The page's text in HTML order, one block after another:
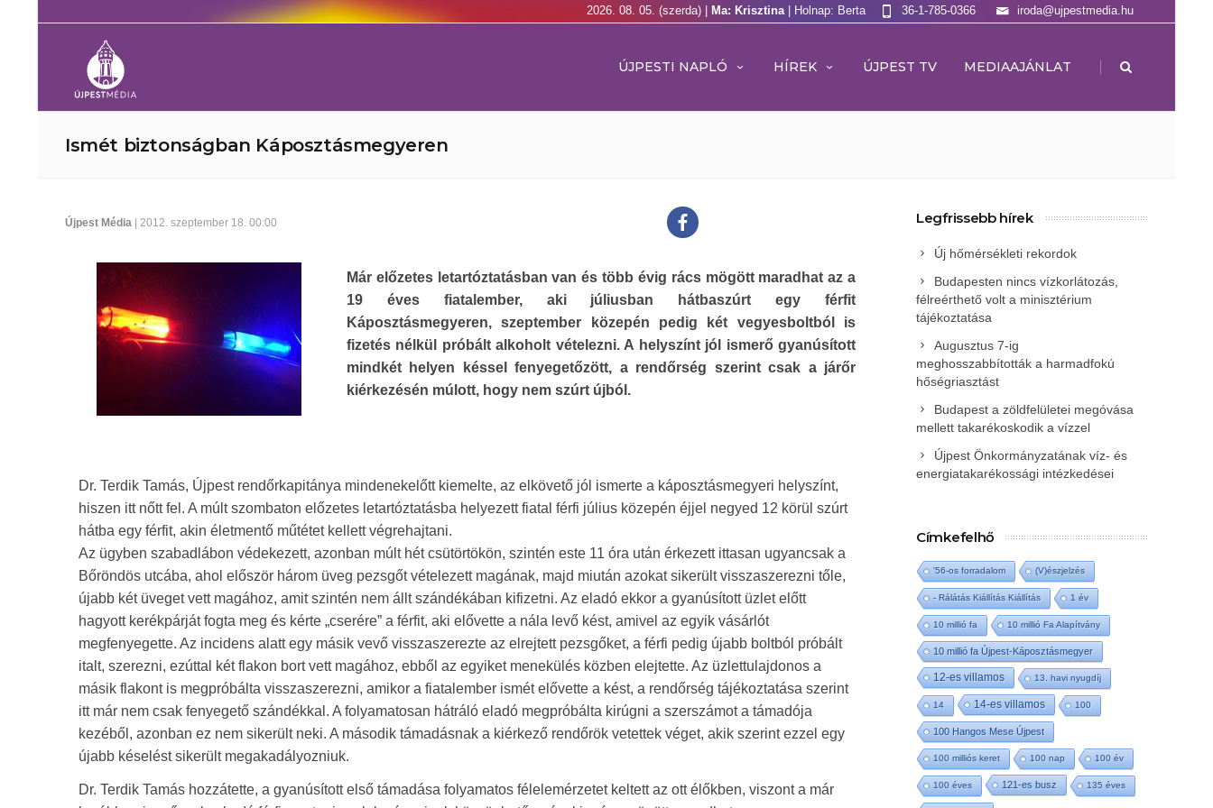
2026. 08. 05. (szerda) | Ma: Krisztina | Holnap: Berta iroda@ujpestmedia.hu
36-1-785-0366
ÚJPESTI NAPLÓ HÍREK ÚJPEST TV MEDIAAJÁNLAT |
Ismét biztonságban Káposztásmegyeren
Újpest Média | 2012. szeptember 18. 00:00
Már előzetes letartóztatásban van és több évig rács mögött maradhat az a
19 éves fiatalember, aki júliusban hátbaszúrt egy férfit
Káposztásmegyeren, szeptember közepén pedig két vegyesboltból is
fizetés nélkül próbált alkoholt vételezni. A helyszínt jól ismerő gyanúsított
mindkét helyen késsel fenyegetőzött, a rendőrség szerint csak a járőr
kiérkezésén múlott, hogy nem szúrt újból.
Dr. Terdik Tamás, Újpest rendőrkapitánya mindenekelőtt kiemelte, az elkövető jól ismerte a káposztásmegyeri helyszínt,
hiszen itt nőtt fel. A múlt szombaton előzetes letartóztatásba helyezett fiatal férfi július közepén éjjel negyed 12 körül szúrt
hátba egy férfit, akin életmentő műtétet kellett végrehajtani.
Az ügyben szabadlábon védekezett, azonban múlt hét csütörtökön, szintén este 11 óra után érkezett ittasan ugyancsak a
Bőröndös utcába, ahol először három üveg pezsgőt vételezett magának, majd miután azokat sikerült visszaszerezni tőle,
újabb két üveget vett magához, amit szintén nem állt szándékában kifizetni. Az eladó ekkor a gyanúsított üzlet előtt
hagyott kerékpárját fogta meg és kérte „cserére” a férfit, aki elővette a nála levő kést, amivel az egyik vásárlót
megfenyegette. Az incidens alatt egy másik vevő visszaszerezte az elrejtett pezsgőket, a férfi pedig újabb boltból próbált
italt, szerezni, ezúttal két flakon bort vett magához, ebből az egyiket menekülés közben elejtette. Az üzlettulajdonos a
másik flakont is megpróbálta visszaszerezni, amikor a fiatalember ismét elővette a kést, a rendőrség tájékoztatása szerint
itt már nem csak fenyegető szándékkal. A folyamatosan hátráló eladó megpróbálta kirúgni a szerszámot a támadója
kezéből, azonban ez nem sikerült neki. A második támadásnak a kiérkező rendőrök vetettek véget, akik szerint ezzel egy
újabb késelést sikerült megakadályozniuk.
Dr. Terdik Tamás hozzátette, a gyanúsított első támadása folyamatos félelemérzetet keltett az ott élőkben, viszont a már
Legfrissebb hírek
Új hőmérsékleti rekordok
Budapesten nincs vízkorlátozás,
félreérthető volt a minisztérium
tájékoztatása
Augusztus 7-ig
meghosszabbították a harmadfokú
hőségriasztást
Budapest a zöldfelületei megóvása
mellett takarékoskodik a vízzel
Újpest Önkormányzatának víz- és
energiatakarékossági intézkedései
Címkefelhő
'56-os forradalom (V)észjelzés
- Rálátás Kiállítás Kiállítás 1 év
10 millió fa 10 millió Fa Alapítvány
10 millió fa Újpest-Káposztásmegyer
12-es villamos 13. havi nyugdíj
14 14-es villamos 100
100 Hangos Mese Újpest
100 milliós keret 100 nap 100 év
100 éves 121-es busz 135 éves